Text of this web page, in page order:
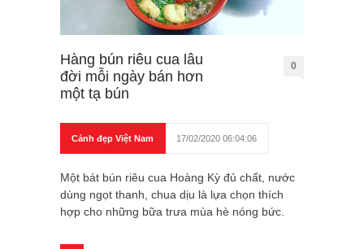
Hàng bún riêu cua lâu
đời mỗi ngày bán hơn
một tạ bún
0
Cảnh đẹp Việt Nam 17/02/2020 06:04:06
Một bát bún riêu cua Hoàng Kỳ đủ chất, nước
dùng ngọt thanh, chua dịu là lựa chọn thích
hợp cho những bữa trưa mùa hè nóng bức.